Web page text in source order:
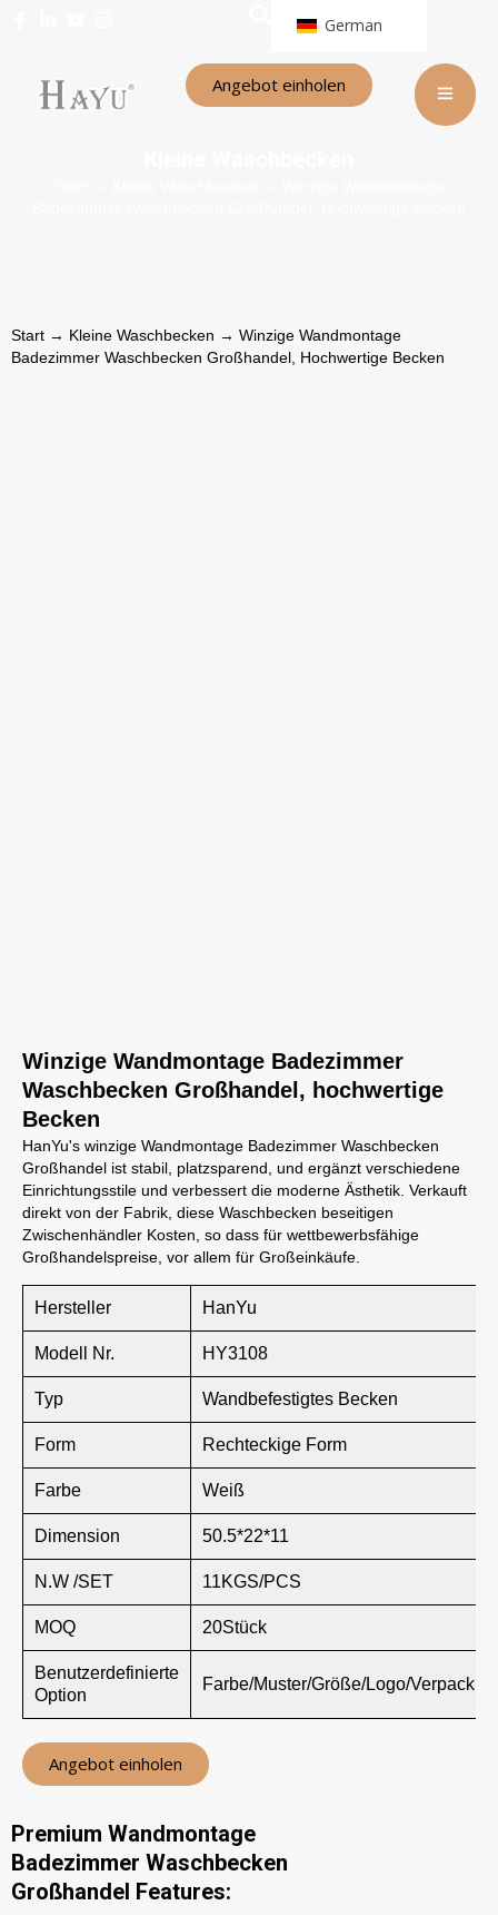
German
Angebot einholen
Start → Kleine Waschbecken → Winzige Wandmontage
Badezimmer Waschbecken Großhandel, Hochwertige Becken
Winzige Wandmontage Badezimmer
Waschbecken Großhandel, hochwertige
Becken
HanYu's winzige Wandmontage Badezimmer Waschbecken
Großhandel ist stabil, platzsparend, und ergänzt verschiedene
Einrichtungsstile und verbessert die moderne Ästhetik. Verkauft
direkt von der Fabrik, diese Waschbecken beseitigen
Zwischenhändler Kosten, so dass für wettbewerbsfähige
Großhandelspreise, vor allem für Großeinkäufe.
Hersteller HanYu
Modell Nr. HY3108
Typ Wandbefestigtes Becken
Form Rechteckige Form
Farbe Weiß
Dimension 50.5*22*11
N.W /SET 11KGS/PCS
MOQ 20Stück
Benutzerdefinierte
Option
Farbe/Muster/Größe/Logo/
Angebot einholen
Premium Wandmontage
Badezimmer Waschbecken
Großhandel Features: